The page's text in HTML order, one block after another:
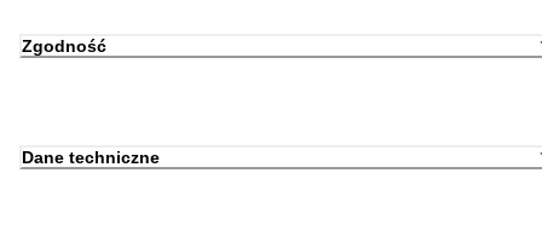
Zgodność
Dane techniczne